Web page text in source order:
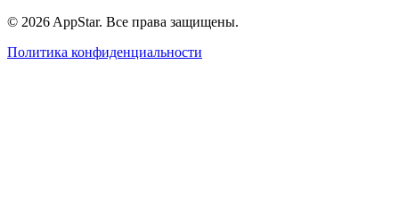
© 2026 AppStar. Все права защищены.
Политика конфиденциальности